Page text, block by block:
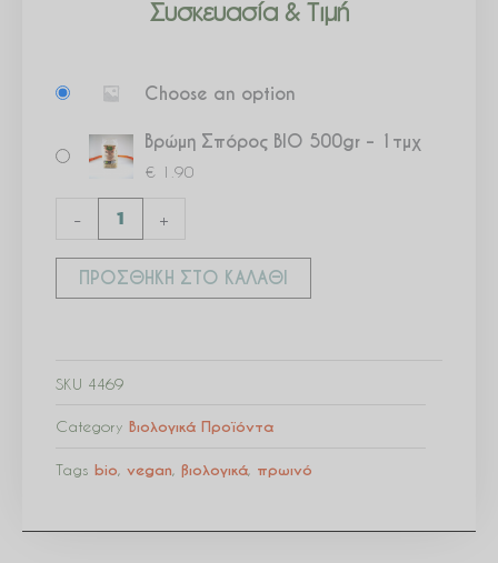
Συσκευασία & Τιμή
Choose an option
Βρώμη Σπόρος ΒΙΟ 500gr – 1τμχ
€ 1.90
-
Σπόρος
500gr
ποσότητα
+
ΠΡΟΣΘΉΚΗ ΣΤΟ ΚΑΛΆΘΙ
SKU 4469
Category Βιολογικά Προϊόντα
Tags bio, vegan, βιολογικά, πρωινό